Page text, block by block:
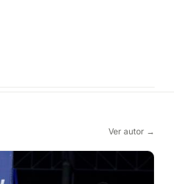
Ver autor →